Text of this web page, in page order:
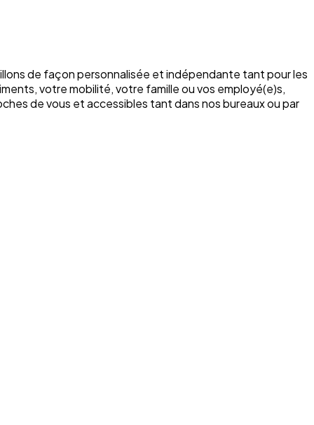
de façon personnalisée et indépendante tant pour les
votre mobilité, votre famille ou vos employé(e)s,
de vous et accessibles tant dans nos bureaux ou par